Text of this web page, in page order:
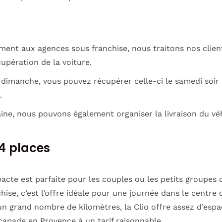
aux agences sous franchise, nous traitons nos
de la voiture.
vous pouvez récupérer celle-ci le samedi
nous pouvons également organiser la livraison du
places
est parfaite pour les couples ou les petits groupes
c’est l’offre idéale pour une journée dans le centre
grand nombre de kilomètres, la Clio offre assez